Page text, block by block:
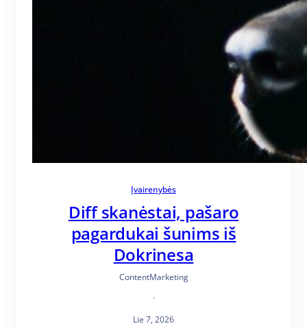
Įvairenybės
Diff skanėstai, pašaro
pagardukai šunims iš
Dokrinesa
ContentMarketing
·
Lie 7, 2026